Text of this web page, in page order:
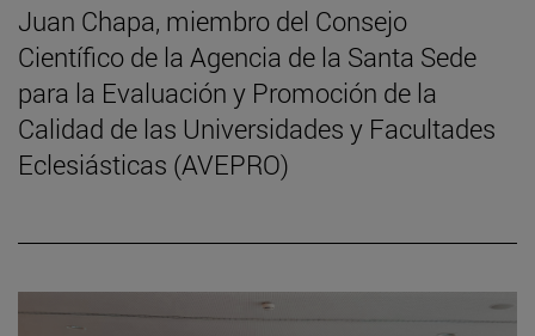
Juan Chapa, miembro del Consejo
Científico de la Agencia de la Santa Sede
para la Evaluación y Promoción de la
Calidad de las Universidades y Facultades
Eclesiásticas (AVEPRO)